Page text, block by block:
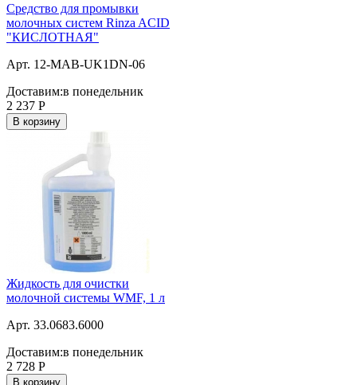
Средство для промывки
молочных систем Rinza ACID
"КИСЛОТНАЯ"
Арт. 12-MAB-UK1DN-06
Доставим:в понедельник
2 237 Р
В корзину
Жидкость для очистки
молочной системы WMF, 1 л
Арт. 33.0683.6000
Доставим:в понедельник
2 728 Р
В корзину